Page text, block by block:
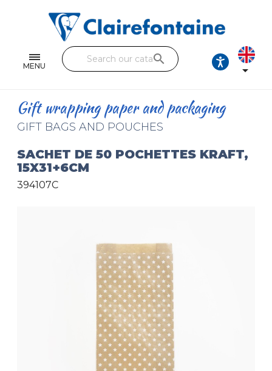
MENU
Single and double sheets
Fine arts
Handicraft
Pencil cases & Leather goods
search

Gift wrapping paper and packaging
GIFT BAGS AND POUCHES
SACHET DE 50 POCHETTES KRAFT,
15X31+6CM
394107C